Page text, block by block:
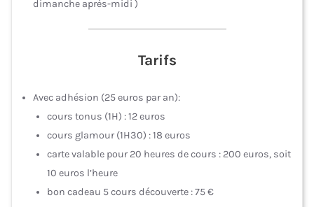
dimanche après-midi )
Tarifs
Avec adhésion (25 euros par an):
cours tonus (1H) : 12 euros
cours glamour (1H30) : 18 euros
carte valable pour 20 heures de cours : 200 euros, soit
10 euros l’heure
bon cadeau 5 cours découverte : 75 €